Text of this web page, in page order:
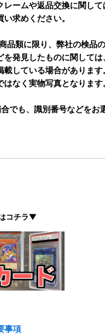
レームや返品交換に関し
求めください。
品類に限り、弊社の検品
を発見したものに関して
載している場合がありま
なく実物写真となります
でも、識別番号などをお
コチラ▼
事項